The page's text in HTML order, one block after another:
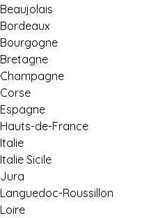
Beaujolais
Bordeaux
Bourgogne
Bretagne
Champagne
Corse
Espagne
Hauts-de-France
Italie
Italie Sicile
Jura
Languedoc-Roussillon
Loire